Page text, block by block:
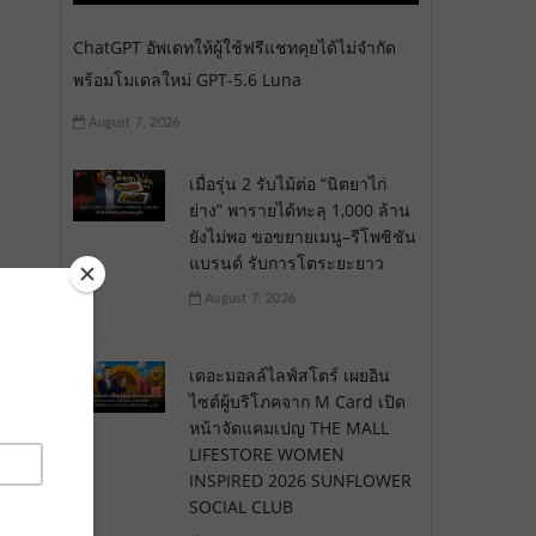
ChatGPT อัพเดทให้ผู้ใช้ฟรีแชทคุยได้ไม่จำกัด
พร้อมโมเดลใหม่ GPT-5.6 Luna
August 7, 2026
เมื่อรุ่น 2 รับไม้ต่อ “นิตยาไก่
ย่าง” พารายได้ทะลุ 1,000 ล้าน
ยังไม่พอ ขอขยายเมนู–รีโพซิชัน
แบรนด์ รับการโตระยะยาว
August 7, 2026
เดอะมอลล์ไลฟ์สโตร์ เผยอิน
ไซต์ผู้บริโภคจาก M Card เปิด
หน้าจัดแคมเปญ THE MALL
LIFESTORE WOMEN
INSPIRED 2026 SUNFLOWER
SOCIAL CLUB